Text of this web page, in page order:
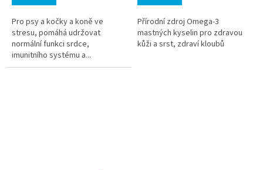
Pro psy a kočky a koně ve
stresu, pomáhá udržovat
normální funkci srdce,
imunitního systému a...
Přírodní zdroj Omega-3
mastných kyselin pro zdravou
kůži a srst, zdraví kloubů